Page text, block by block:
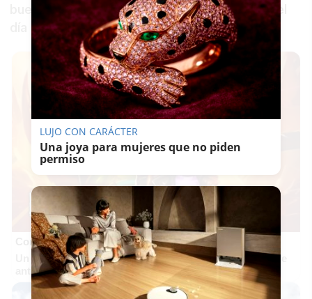
o "Con la meteorología bastante con el
día a día"
Corepunk MMORPG
Un verdadero MMORPG de la vieja escuela ¡Cómo los de
antes, pero mejor!
LUJO CON CARÁCTER
Una joya para mujeres que no piden
permiso